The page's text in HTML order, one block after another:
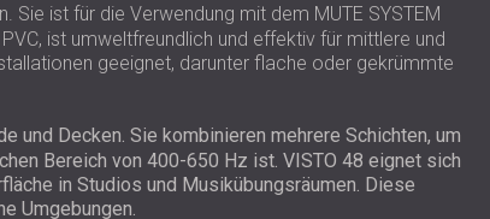
ist für die Verwendung mit dem MUTE SYSTEM
ist umweltfreundlich und effektiv für mittlere und
geeignet, darunter flache oder gekrümmte
und Decken. Sie kombinieren mehrere Schichten, um
Bereich von 400-650 Hz ist. VISTO 48 eignet sich
in Studios und Musikübungsräumen. Diese
Umgebungen.